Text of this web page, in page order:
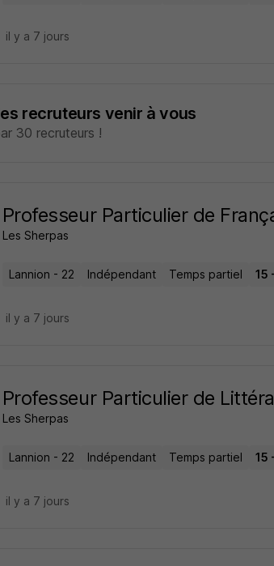
il y a 7 jours
recruteurs venir à vous
30 recruteurs !
Professeur Particulier de
Les Sherpas
Lannion - 22 Indépendant Temps partiel 15
il y a 7 jours
Professeur Particulier de
Les Sherpas
Lannion - 22 Indépendant Temps partiel 15
il y a 7 jours